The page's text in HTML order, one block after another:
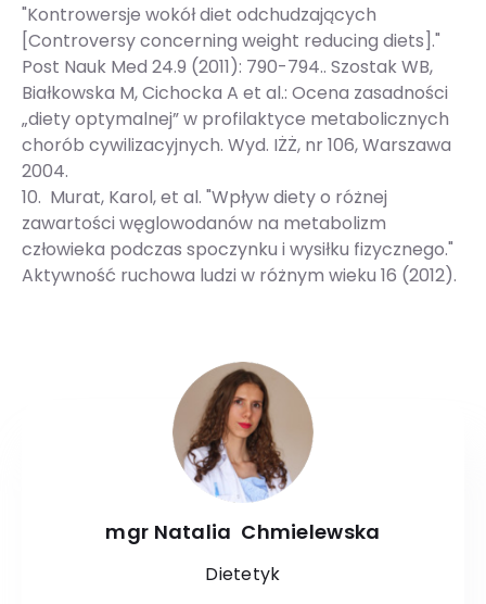
"Kontrowersje wokół diet odchudzających
[Controversy concerning weight reducing diets]."
Post Nauk Med 24.9 (2011): 790-794.. Szostak WB,
Białkowska M, Cichocka A et al.: Ocena zasadności
„diety optymalnej” w profilaktyce metabolicznych
chorób cywilizacyjnych. Wyd. IŻŻ, nr 106, Warszawa
2004.
10. Murat, Karol, et al. "Wpływ diety o różnej
zawartości węglowodanów na metabolizm
człowieka podczas spoczynku i wysiłku fizycznego."
Aktywność ruchowa ludzi w różnym wieku 16 (2012).
mgr Natalia Chmielewska
Dietetyk